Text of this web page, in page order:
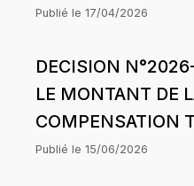
Publié le17/04/2026
DECISION
LE MONTANT DE
COMPENSATION
DU MOIS D’AVRIL
Publié le15/06/2026